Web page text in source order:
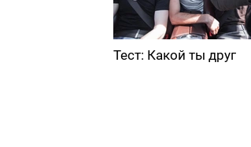
Тест: Какой ты друг